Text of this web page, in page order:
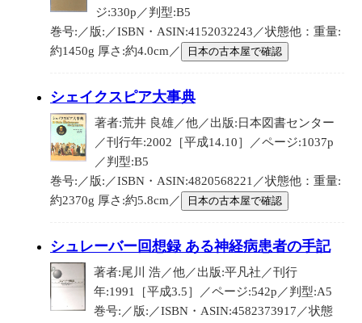
ジ:330p／判型:B5
巻号:／版:／ISBN・ASIN:4152032243／状態他：重量:
約1450g 厚さ:約4.0cm／
日本の古本屋で確認
シェイクスピア大事典
著者:荒井 良雄／他／出版:日本図書センター
／刊行年:2002［平成14.10］／ページ:1037p
／判型:B5
巻号:／版:／ISBN・ASIN:4820568221／状態他：重量:
約2370g 厚さ:約5.8cm／
日本の古本屋で確認
シュレーバー回想録 ある神経病患者の手記
著者:尾川 浩／他／出版:平凡社／刊行
年:1991［平成3.5］／ページ:542p／判型:A5
巻号:／版:／ISBN・ASIN:4582373917／状態